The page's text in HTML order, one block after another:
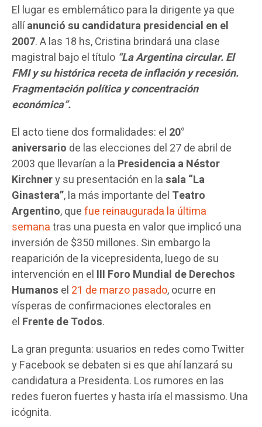
El lugar es emblemático para la dirigente ya que
allíanunció su candidatura presidencial en el
2007. A las 18 hs, Cristina brindará una clase
magistral bajo el título “La Argentina circular. El
FMI y su histórica receta de inflación y recesión.
Fragmentación política y concentración
económica”.
El acto tiene dos formalidades: el 20°
aniversario de las elecciones del 27 de abril de
2003 que llevarían a la Presidencia a Néstor
Kirchnery su presentación en lasala “La
Ginastera”, la más importante del Teatro
Argentino, quefue reinaugurada la última
semanatras una puesta en valor que implicó una
inversión de $350 millones. Sin embargo la
reaparición de la vicepresidenta, luego de su
intervención en el III Foro Mundial de Derechos
Humanos el 21 de marzo pasado, ocurre en
vísperas de confirmaciones electorales en
el Frente de Todos.
La gran pregunta: usuarios en redes como Twitter
y Facebook se debaten si es que ahí lanzará su
candidatura a Presidenta. Los rumores en las
redes fueron fuertes y hasta iría el massismo. Una
icógnita.